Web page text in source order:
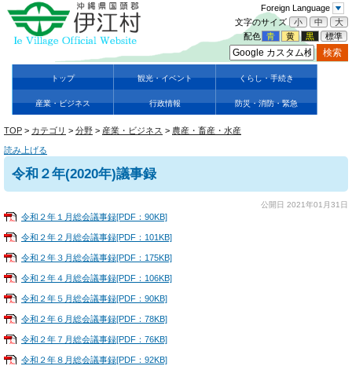
Foreign Language
文字のサイズ
小 中
大
配色 青 黄 黒 標準
トップ 観光・イベント くらし・手続き
産業・ビジネス 行政情報 防災・消防・緊急
TOP > カテゴリ > 分野 > 産業・ビジネス > 農産・畜産・水産
読み上げる
令和２年(2020年)議事録
公開日 2021年01月31日
令和２年１月総会議事録[PDF：90KB]
令和２年２月総会議事録[PDF：101KB]
令和２年３月総会議事録[PDF：175KB]
令和２年４月総会議事録[PDF：106KB]
令和２年５月総会議事録[PDF：90KB]
令和２年６月総会議事録[PDF：78KB]
令和２年７月総会議事録[PDF：76KB]
令和２年８月総会議事録[PDF：92KB]